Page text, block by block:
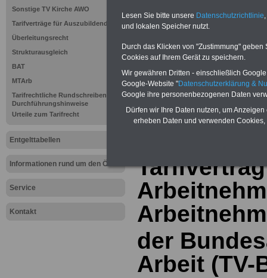
Sonstige TV Kirche AWO
Tarifverträge für Auszubildende
Überleitungsrecht
Strukturausgleich
BAT
MTArb
Tarifrechtliche Rundschreiben und
Durchführungshinweise
Urteile zum Tarifrecht
Entgelttabellen
Informationen rund um den ÖD
Service
Kontakt
Unsere Link-
oeffentliche-
der
Arbeit (TV-
Lesen Sie bitte unsere Datenschutzrichtlinie
und lokalen Speicher nutzt.
Durch das Klicken von "Zustimmung"
Cookies auf Ihrem Gerät zu speichern.
Wir gewähren Dritten - einschließlich
Google-Website "Datenschutzerklärung &
Google ihre personenbezogenen Daten
Dürfen wir Ihre Daten nutzen, um
erheben Daten und verwenden